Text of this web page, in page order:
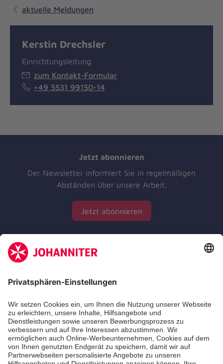
aktuelle Meldungen
Kerstin Drechsler
Einrichtungsleitung
zum Kontakt-Formular
+49 5531 99150-14
Jetzt abonnieren
Der Newsletter informiert Sie in regelmäßigen
Abständen über unsere Arbeit.
Jetzt abonnieren
Zertifizierung der Johanniter-Unfall-Hilfe e.V.
Die Johanniter GmbH führt das Spendenzertifikat
des Deutschen Spendenrats e.V.